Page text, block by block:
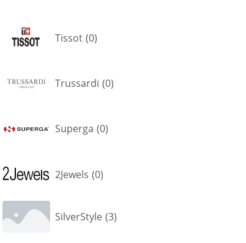
Tissot (0)
Trussardi (0)
Superga (0)
2Jewels (0)
SilverStyle (3)